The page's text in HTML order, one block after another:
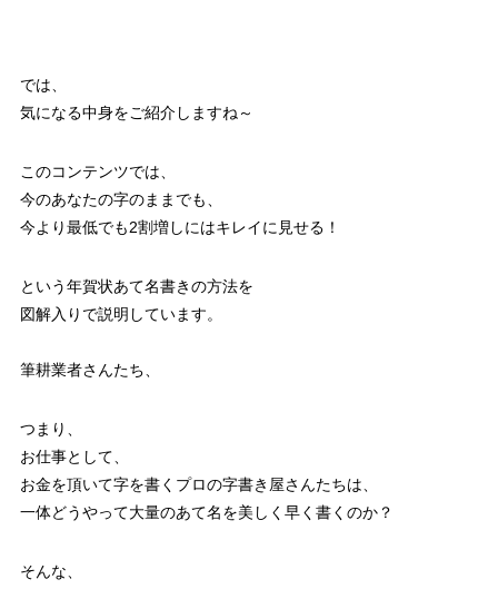
では、
気になる中身をご紹介しますね～
このコンテンツでは、
今のあなたの字のままでも、
今より最低でも2割増しにはキレイに見せる！
という年賀状あて名書きの方法を
図解入りで説明しています。
筆耕業者さんたち、
つまり、
お仕事として、
お金を頂いて字を書くプロの字書き屋さんたちは、
一体どうやって大量のあて名を美しく早く書くのか？
そんな、